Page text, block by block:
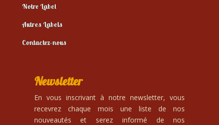
Notre Label
Autres Labels
Contactez-nous
Newsletter
En vous inscrivant à notre newsletter, vous
recevrez chaque mois une liste de nos
nouveautés et serez informé de nos